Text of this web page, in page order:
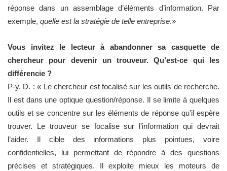
réponse dans un assemblage d’éléments d’information. Par
exemple, quelle est la stratégie de telle entreprise.»
Vous invitez le lecteur à abandonner sa casquette de
chercheur pour devenir un trouveur. Qu’est-ce qui les
différencie ?
P-y. D. : « Le chercheur est focalisé sur les outils de recherche.
Il est dans une optique question/réponse. Il se limite à quelques
outils et se concentre sur les éléments de réponse qu’il espère
trouver. Le trouveur se focalise sur l’information qui devrait
l’aider. Il cible des informations plus pointues, voire
confidentielles, lui permettant de répondre à des questions
précises et stratégiques. Il exploite mieux les moteurs de